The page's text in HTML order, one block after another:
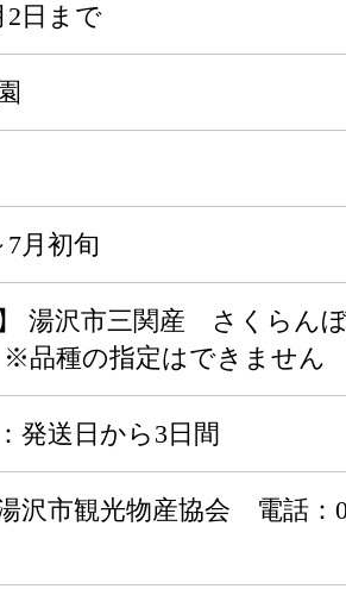
2日まで
7月初旬
】 湯沢市三関産 さくら
品種の指定はできません
発送日から3日間
沢市観光物産協会 電話：